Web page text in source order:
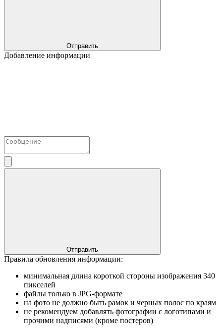
Отправить
Добавление информации
Отправить
Правила обновления информации:
минимальная длина короткой стороны изображения 340
пикселей
файлы только в JPG-формате
на фото не должно быть рамок и черных полос по краям
не рекомендуем добавлять фотографии с логотипами и
прочими надписями (кроме постеров)